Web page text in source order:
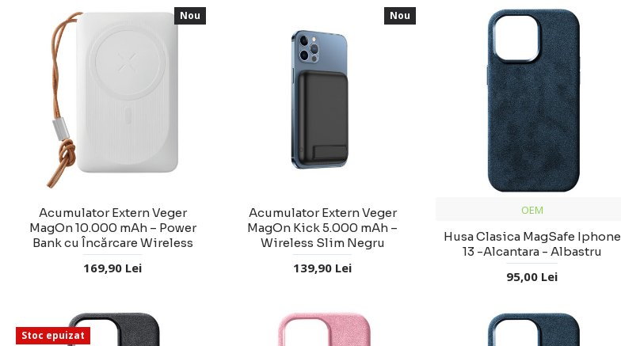
Nou
Acumulator Extern Veger
MagOn 10.000 mAh – Power
Bank cu Încărcare Wireless
169,90 Lei
Nou
Acumulator Extern Veger
MagOn Kick 5.000 mAh –
Wireless Slim Negru
139,90 Lei
OEM
Husa Clasica MagSafe Iphone
13 -Alcantara - Albastru
95,00 Lei
Stoc epuizat